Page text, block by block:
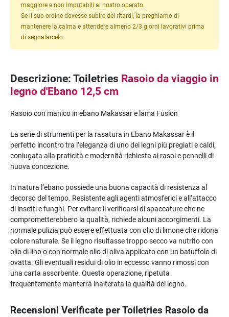
maggiore e non imputabili al nostro operato.
Se il suo ordine dovesse subire dei ritardi, la preghiamo di
mantenere la calma e attendere almeno 2/3 giorni lavorativi prima
di segnalarcelo.
Descrizione: Toiletries Rasoio da viaggio in
legno d'Ebano 12,5 cm
Rasoio con manico in ebano Makassar e lama Fusion
La serie di strumenti per la rasatura in Ebano Makassar è il
perfetto incontro tra l’eleganza di uno dei legni più pregiati e caldi,
coniugata alla praticità e modernità richiesta ai rasoi e pennelli di
nuova concezione.
In natura l’ebano possiede una buona capacità di resistenza al
decorso del tempo. Resistente agli agenti atmosferici e all’attacco
di insetti e funghi. Per evitare il verificarsi di spaccature che ne
comprometterebbero la qualità, richiede alcuni accorgimenti. La
normale pulizia può essere effettuata con olio di limone che ridona
colore naturale. Se il legno risultasse troppo secco va nutrito con
olio di lino o con normale olio di oliva applicato con un batuffolo di
ovatta. Gli eventuali residui di olio in eccesso vanno rimossi con
una carta assorbente. Questa operazione, ripetuta
frequentemente manterrà inalterata la qualità del legno.
Recensioni Verificate per Toiletries Rasoio da